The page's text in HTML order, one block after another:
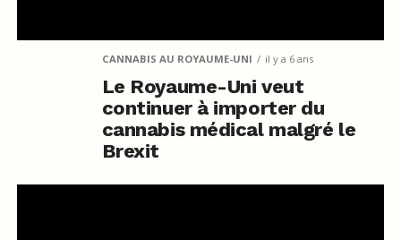
CANNABIS AU ROYAUME-UNI il y a 6 ans
Le Royaume-Uni veut
continuer à importer du
cannabis médical malgré le
Brexit